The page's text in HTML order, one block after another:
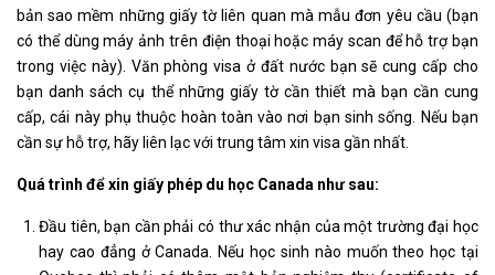
bản sao mềm những giấy tờ liên quan mà mẫu đơn yêu cầu (bạn
có thể dùng máy ảnh trên điện thoại hoặc máy scan để hỗ trợ bạn
trong việc này). Văn phòng visa ở đất nước bạn sẽ cung cấp cho
bạn danh sách cụ thể những giấy tờ cần thiết mà bạn cần cung
cấp, cái này phụ thuộc hoàn toàn vào nơi bạn sinh sống. Nếu bạn
cần sự hỗ trợ, hãy liên lạc với trung tâm xin visa gần nhất.
Quá trình để xin giấy phép du học Canada như sau:
Đầu tiên, bạn cần phải có thư xác nhận của một trường đại học
hay cao đẳng ở Canada. Nếu học sinh nào muốn theo học tại